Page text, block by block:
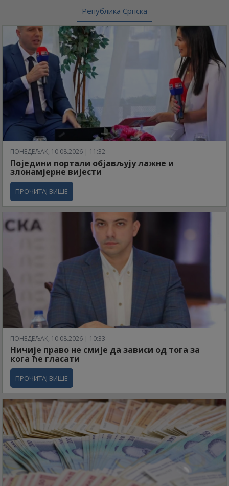
Република Српска
ПОНЕДЕЉАК, 10.08.2026 | 11:32
Поједини портали објављују лажне и
злонамјерне вијести
ПРОЧИТАЈ ВИШЕ
ПОНЕДЕЉАК, 10.08.2026 | 10:33
Ничије право не смије да зависи од тога за
кога ће гласати
ПРОЧИТАЈ ВИШЕ